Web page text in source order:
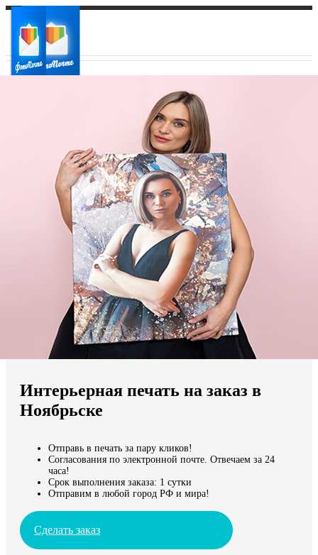
Ваш регион доставки
Выберите из списка:
Мы доставляем по всему миру
Продолжить без города
Интерьерная печать на заказ в
Ноябрьске
Отправь в печать за пару кликов!
Согласования по электронной почте. Отвечаем за 24
часа!
Срок выполнения заказа: 1 сутки
Отправим в любой город РФ и мира!
Сделать заказ